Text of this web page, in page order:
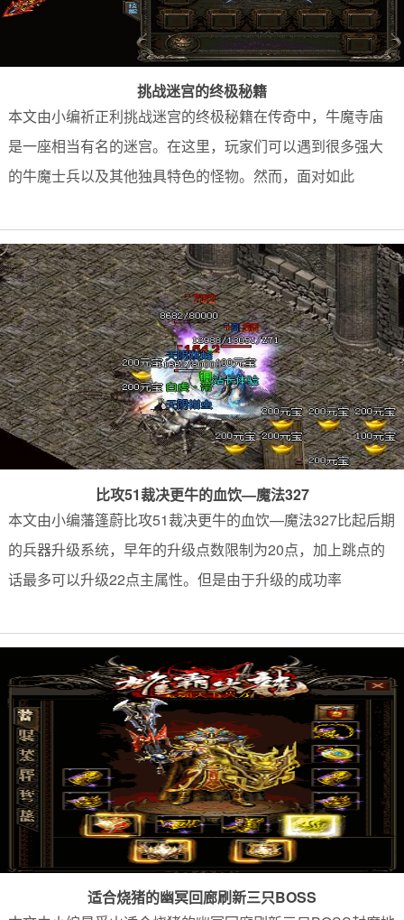
挑战迷宫的终极秘籍
本文由小编祈正利挑战迷宫的终极秘籍在传奇中，牛魔寺庙
是一座相当有名的迷宫。在这里，玩家们可以遇到很多强大
的牛魔士兵以及其他独具特色的怪物。然而，面对如此
比攻51裁决更牛的血饮—魔法327
本文由小编藩篷蔚比攻51裁决更牛的血饮—魔法327比起后期
的兵器升级系统，早年的升级点数限制为20点，加上跳点的
话最多可以升级22点主属性。但是由于升级的成功率
适合烧猪的幽冥回廊刷新三只BOSS